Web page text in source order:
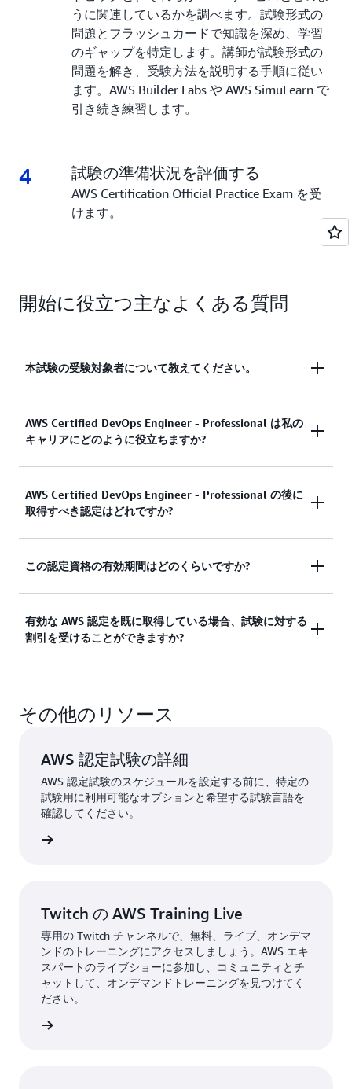
うに関連しているかを調べます。試験形式の
問題とフラッシュカードで知識を深め、学習
のギャップを特定します。講師が試験形式の
問題を解き、受験方法を説明する手順に従い
ます。AWS Builder Labs や AWS SimuLearn で
引き続き練習します。
4 4.
試験の準備状況を評価する
AWS Certification Official Practice Exam を受
けます。
開始に役立つ主なよくある質問
本試験の受験対象者について教えてください。
奨される経験は、AWS 環境のプロビジョニング、
運用、および管理についての 2 年以上の経験です。
また、ソフトウェア開発ライフサイクルとプログラ
ミングおよび/またはスクリプトの経験も有してい
ることが理想的です。
AWS Certified DevOps Engineer - Professional は私の
キャリアにどのように役立ちますか?
この認定は、Skillsoft の「IT Skills and Salary
Report」で、2023 年において、北米で高い給与が
て、クラウド環境内のサイバーセキュリティを強化
する上で重要な役割を果たします。セキュリティ、
になる中で、DevOps は今後も需要の高い機能であ
り続けるでしょう。認定者は、業界で認められたこ
AWS Certified DevOps Engineer - Professional の後に
取得すべき認定はどれですか?
AWS Certified Security - Specialty は、他のクラウド
す。AWS 認定パスを表示して詳細を確認し、AWS
認定を取得するための取り組みを計画しましょう。
この認定資格の有効期間はどのくらいですか?
この認定資格は 3 年間有効です。認定の有効期限が
切れる前に、この試験の最新バージョンに合格する
有効な AWS 認定を既に取得している場合、試験に対する
割引を受けることができますか?
AWS 認定試験が 50% 割引になります。
きます。
その他のリソース
AWS 認定試験の詳細
AWS 認定試験のスケジュールを設定する前に、特定の
試験用に利用可能なオプションと希望する試験言語を
確認してください。
Twitch の AWS Training Live
専用の Twitch チャンネルで、無料、ライブ、オンデマ
ンドのトレーニングにアクセスしましょう。AWS エキ
スパートのライブショーに参加し、コミュニティとチ
ャットして、オンデマンドトレーニングを見つけてく
ださい。